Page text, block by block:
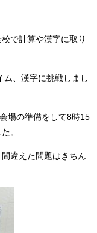
で計算や漢字に取り
、漢字に挑戦しまし
場の準備をして8時15
。
違えた問題はきちん